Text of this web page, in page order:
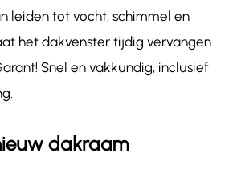
leiden tot vocht, schimmel en
het dakvenster tijdig vervangen
Snel en vakkundig, inclusief
dakraam